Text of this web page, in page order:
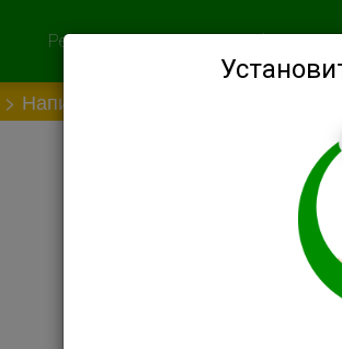
Рекомендованное Подобрать по
Напиток "Лучики солнца"